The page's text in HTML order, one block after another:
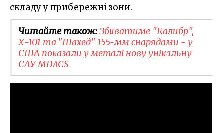
складу у прибережні зони.
Читайте також:Збиватиме "Калибр",
Х-101 та "Шахед" 155-мм снарядами - у
США показали у металі нову унікальну
САУ MDACS